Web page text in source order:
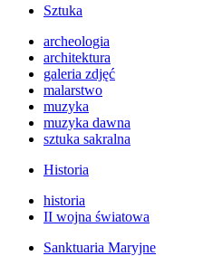
Sztuka
archeologia
architektura
galeria zdjęć
malarstwo
muzyka
muzyka dawna
sztuka sakralna
Historia
historia
II wojna światowa
Sanktuaria Maryjne